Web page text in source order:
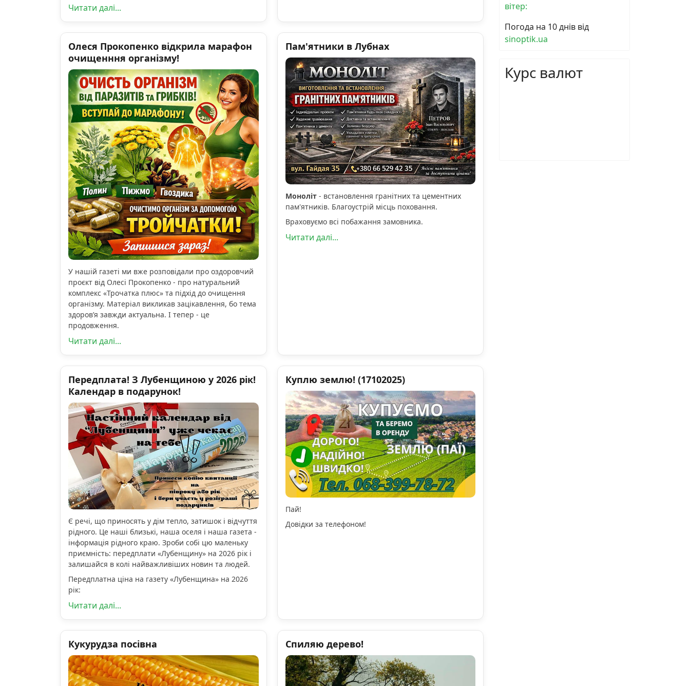
Читати далі...
Олеся Прокопенко відкрила марафон
очищенння організму!
У нашій газеті ми вже розповідали про оздоровчий
проєкт від Олесі Прокопенко - про натуральний
комплекс «Трочатка плюс» та підхід до очищення
організму. Матеріал викликав зацікавлення, бо тема
здоров’я завжди актуальна. І тепер - це
продовження.
Читати далі...
Пам'ятники в Лубнах
Моноліт- встановлення гранітних та цементних
пам'ятників. Благоустрій місць поховання.
Враховуємо всі побажання замовника.
Читати далі...
Передплата! З Лубенщиною у 2026 рік!
Календар в подарунок!
Є речі, що приносять у дім тепло, затишок і відчуття
рідного. Це наші близькі, наша оселя і наша газета -
інформація рідного краю. Зроби собі цю маленьку
приємність: передплати «Лубенщину» на 2026 рік і
залишайся в колі найважливіших новин та людей.
Передплатна ціна на газету «Лубенщина» на 2026
рік:
Читати далі...
Куплю землю! (17102025)
Пай!
Довідки за телефоном!
Кукурудза посівна Спиляю дерево!
вітер:
Погода на 10 днів від
sinoptik.ua
Курс валют